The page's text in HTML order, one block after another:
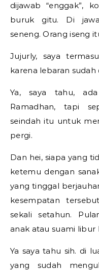
dijawab “enggak”,
buruk gitu. Di
seneng. Orang iseng
Jujurly, saya
karena lebaran sudah
Ya, saya tahu,
Ramadhan, tapi
seindah itu untuk
pergi.
Dan hei, siapa yang
ketemu dengan
yang tinggal
kesempatan
sekali setahun.
anak atau suami libur
Ya saya tahu sih. di
yang sudah